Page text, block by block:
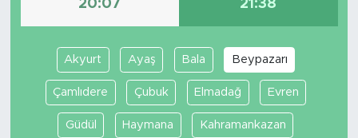
20:07 21:38
Akyurt Ayaş Bala Beypazarı
Çamlıdere Çubuk Elmadağ Evren
Güdül Haymana Kahramankazan